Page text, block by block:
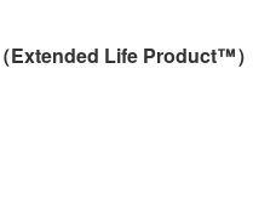
Extended Life Product™